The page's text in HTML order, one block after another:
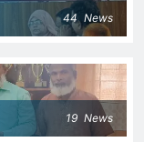
44 News
19 News